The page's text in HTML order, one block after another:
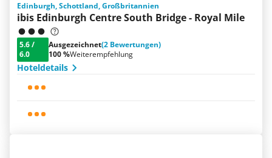
Edinburgh, Schottland, Großbritannien
ibis Edinburgh Centre South Bridge - Royal Mile
5.6/
6.0
Ausgezeichnet(2 Bewertungen)
100 %Weiterempfehlung
Hoteldetails